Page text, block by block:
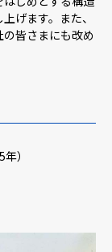
げます。また、
皆さまにも改め
）